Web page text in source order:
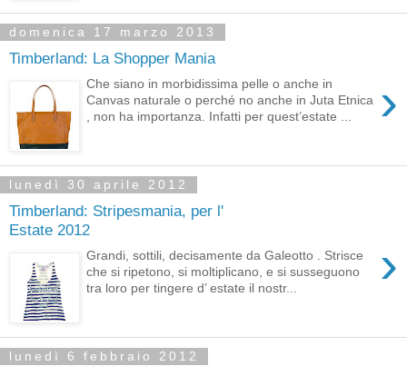
domenica 17 marzo 2013
Timberland: La Shopper Mania
›
Che siano in morbidissima pelle o anche in
Canvas naturale o perché no anche in Juta Etnica
, non ha importanza. Infatti per quest’estate ...
lunedì 30 aprile 2012
Timberland: Stripesmania, per l'
Estate 2012
›
Grandi, sottili, decisamente da Galeotto . Strisce
che si ripetono, si moltiplicano, e si susseguono
tra loro per tingere d’ estate il nostr...
lunedì 6 febbraio 2012